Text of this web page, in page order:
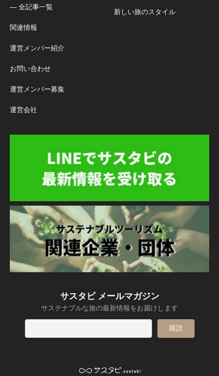
― 全記事一覧
関連情報
運営メンバー紹介
お問い合わせ
運営メンバー募集
運営会社
新しい旅のスタイル
サスタビ メールマガジン
サステナブルな旅の最新情報をお届けします